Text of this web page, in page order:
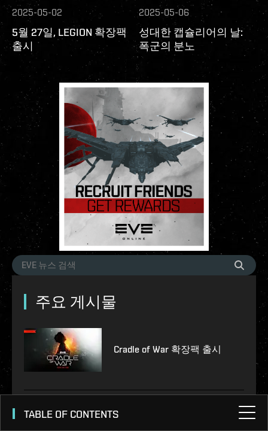
2025-05-02
5월 27일, LEGION 확장팩
출시
2025-05-06
성대한 캡슐리어의 날:
폭군의 분노
주요 게시물
Cradle of War 확장팩 출시
TABLE OF CONTENTS